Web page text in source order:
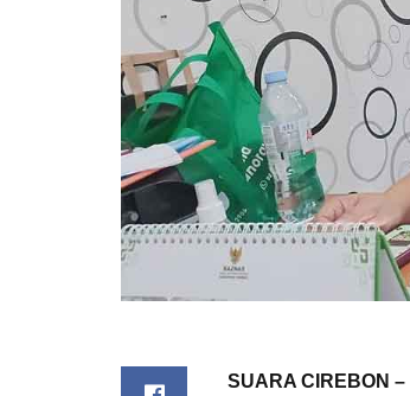
SUARA CIREBON –